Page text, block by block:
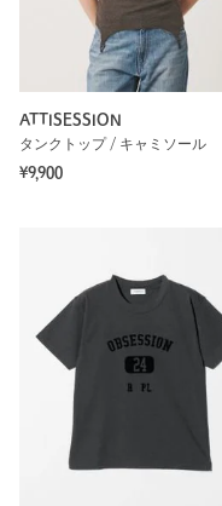
ATTISESSION
タンクトップ / キャミソール
¥9,900